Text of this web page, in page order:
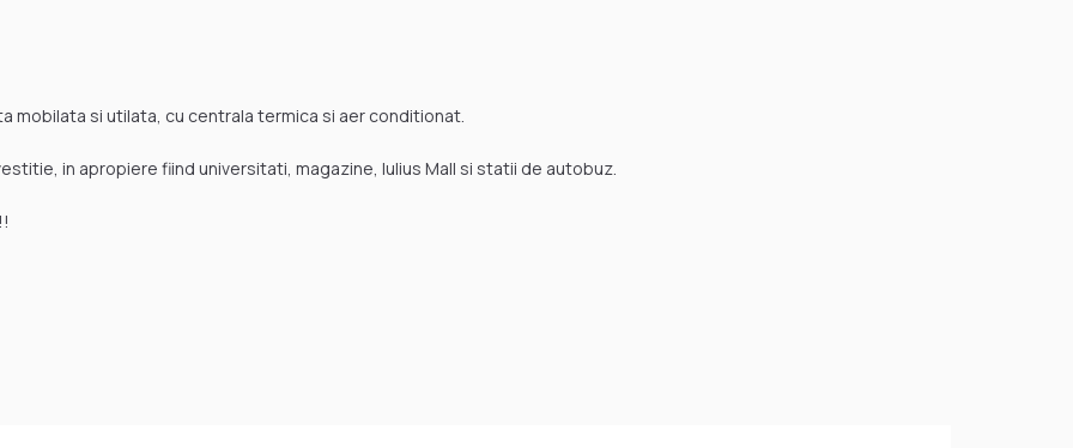
mobilata si utilata, cu centrala termica si aer conditionat.
in apropiere fiind universitati, magazine, Iulius Mall si statii de autobuz.